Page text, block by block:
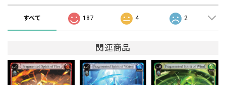
すべて 187 4 2
関連商品